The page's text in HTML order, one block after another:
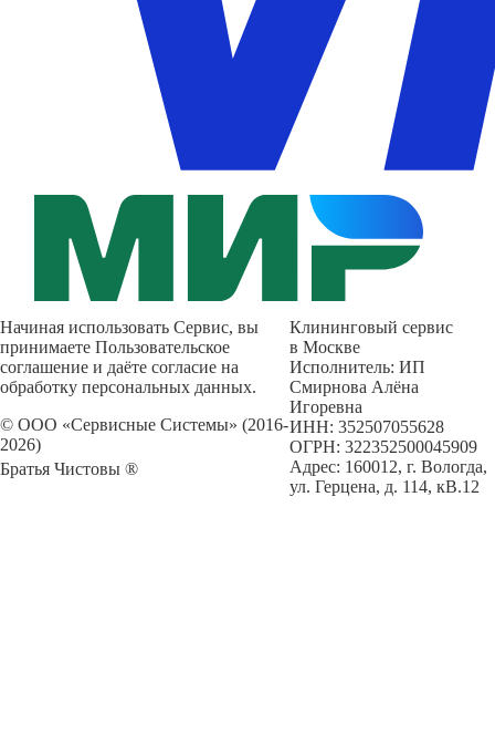
Начиная использовать Сервис, вы
принимаете Пользовательское
соглашение и даёте согласие на
обработку персональных данных.
© ООО «Сервисные Системы» (2016-
2026)
Братья Чистовы ®
Клининговый сервис
в Москве
Исполнитель: ИП
Смирнова Алёна
Игоревна
ИНН: 352507055628
ОГРН: 322352500045909
Адрес: 160012, г. Вологда,
ул. Герцена, д. 114, кВ.12